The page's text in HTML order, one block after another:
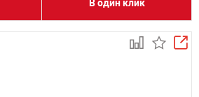
В один клик